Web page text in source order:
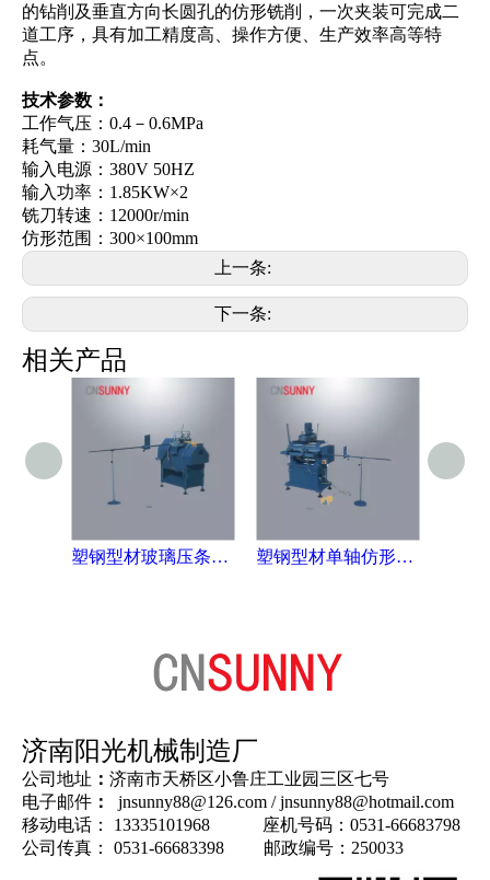
的钻削及垂直方向长圆孔的仿形铣削，一次夹装可完成二
道工序，具有加工精度高、操作方便、生产效率高等特
点。
技术参数：
工作气压：0.4－0.6MPa
耗气量：30L/min
输入电源：380V 50HZ
输入功率：1.85KW×2
铣刀转速：12000r/min
仿形范围：300×100mm
上一条:
下一条:
相关产品
塑钢型材玻璃压条锯YJ03-1800 塑钢型材单轴仿形铣床LFX-290×90
济南阳光机械制造厂
公司地址 ： 济南市天桥区小鲁庄工业园三区七号
电子邮件 ： jnsunny88@126.com /jnsunny88@hotmail.com
移动电话： 13335101968 座机号码：0531-66683798
公司传真： 0531-66683398 邮政编号：250033